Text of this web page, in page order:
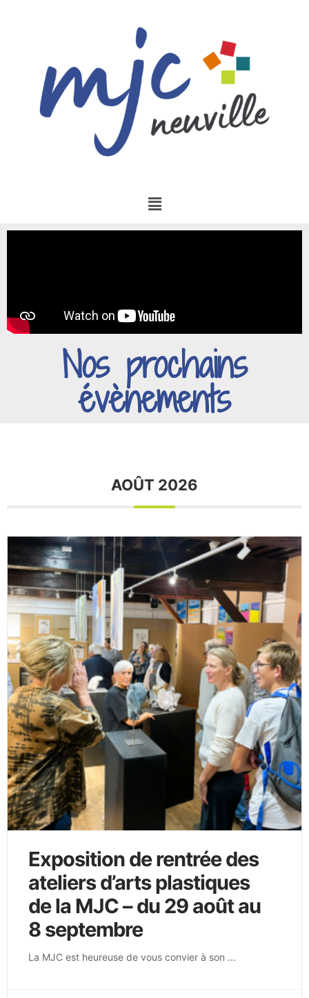
Nos prochains
évènements
AOÛT 2026
Exposition de rentrée des
ateliers d’arts plastiques
de la MJC – du 29 août au
8 septembre
La MJC est heureuse de vous convier à son ...